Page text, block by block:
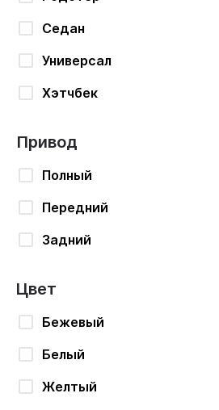
Седан
Универсал
Хэтчбек
Привод
Полный
Передний
Задний
Цвет
Бежевый
Белый
Желтый